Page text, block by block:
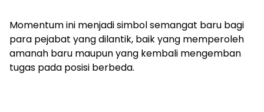
Momentum ini menjadi simbol semangat baru bagi
para pejabat yang dilantik, baik yang memperoleh
amanah baru maupun yang kembali mengemban
tugas pada posisi berbeda.